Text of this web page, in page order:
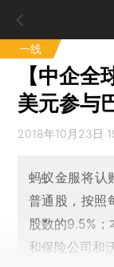
一线
【中企
美元参与
2018年10月23日
蚂蚁金服将认
普通股，按照
股数的9.5%
和保险公司和